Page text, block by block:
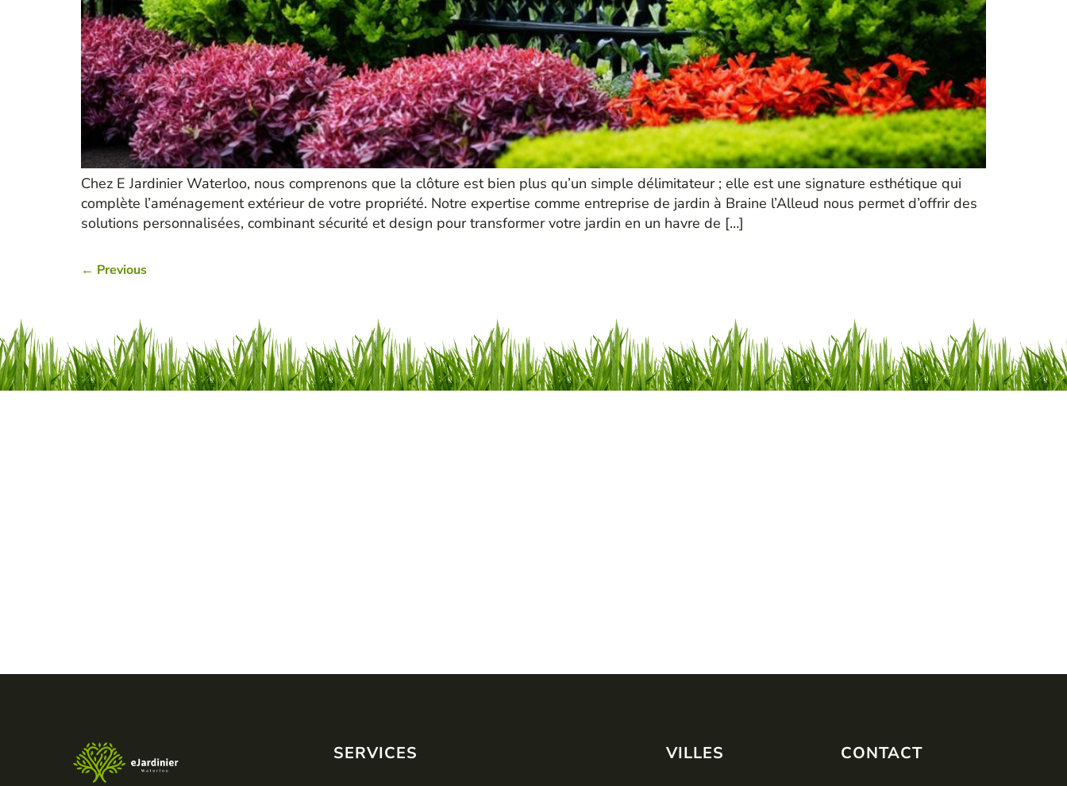
Chez E Jardinier Waterloo, nous comprenons que la clôture est bien plus qu’un simple délimitateur ; elle est une signature esthétique qui
complète l’aménagement extérieur de votre propriété. Notre expertise comme entreprise de jardin à Braine l’Alleud nous permet d’offrir des
solutions personnalisées, combinant sécurité et design pour transformer votre jardin en un havre de […]
← Previous
SERVICESSERVICES VILLES VILLES
CONTACT